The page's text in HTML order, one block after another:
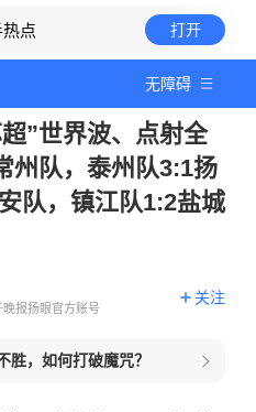
热点 打开
无障碍
”世界波、点射全
州队，泰州队3:1扬
队，镇江队1:2盐城
晚报扬眼官方账号
关注
胜，如何打破魔咒？